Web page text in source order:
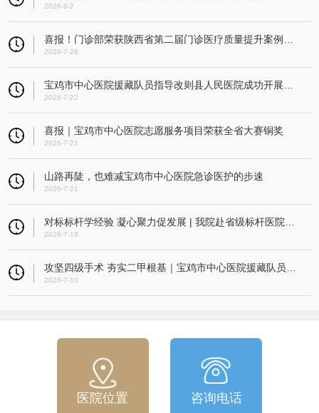
2026-8-2
2026-7-28
2026-7-22
喜报｜宝鸡市中心医院志愿服务项目荣获全省大赛铜奖
2026-7-21
山路再陡，也难减宝鸡市中心医院急诊医护的步速
2026-7-21
2026-7-19
2026-7-10
医院位置 咨询电话